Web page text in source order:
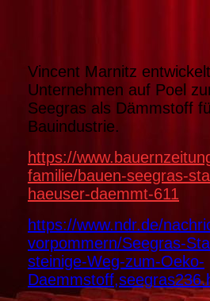
Vincent Marnitz
Unternehmen auf Poel
Seegras als Dämmstoff
Bauindustrie.
https://
familie/bauen-seegras-
haeuser-daemmt-611
https://www.ndr.de/
vorpommern/Seegras-
steinige-Weg-zum-Oeko-